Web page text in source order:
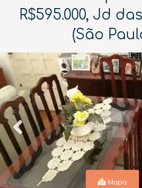
R$595.000, Jd
(São
Mapa